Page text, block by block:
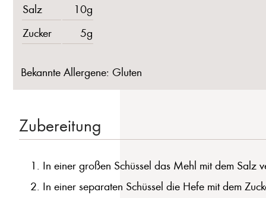
Salz
10g
Zucker
5g
Bekannte Allergene: Gluten
Zubereitung
In einer großen Schüssel das Mehl mit dem Salz
In einer separaten Schüssel die Hefe mit dem